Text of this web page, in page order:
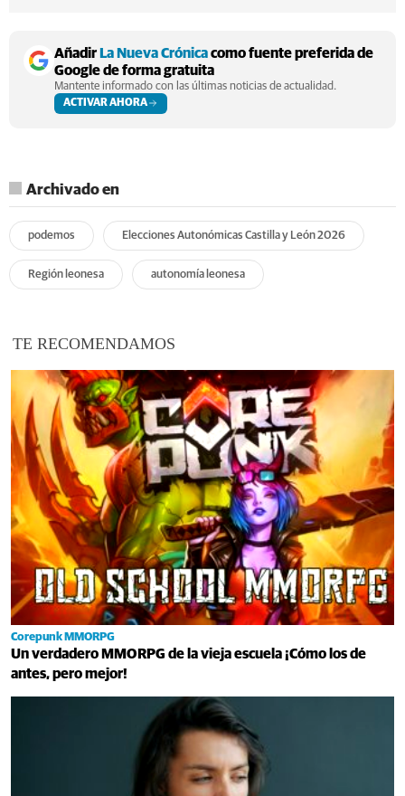
AñadirLa Nueva Crónicacomo fuente preferida de
Google de forma gratuita
Mantente informado con las últimas noticias de actualidad.
ACTIVAR AHORA
Archivado en
podemos Elecciones Autonómicas Castilla y León 2026
Región leonesa autonomía leonesa
TE RECOMENDAMOS
Corepunk MMORPG
Un verdadero MMORPG de la vieja escuela ¡Cómo los de
antes, pero mejor!